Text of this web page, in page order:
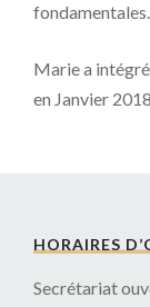
fondamentales.
Marie a
en Janvier
HORAIRES
Secrétariat